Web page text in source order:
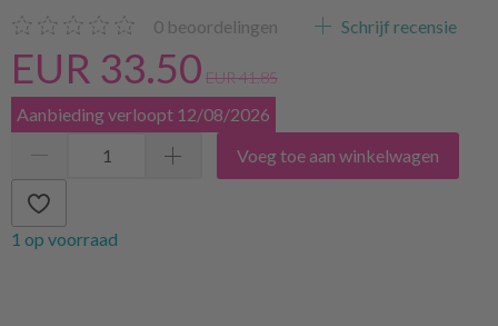
0 beoordelingen Schrijf recensie
EUR 33.50 EUR 41.85
Aanbieding verloopt 12/08/2026
Voeg toe aan winkelwagen
1 op voorraad